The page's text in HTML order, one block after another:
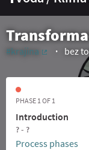
#krajina
(External
bez
PHASE 1 OF 1
Introduction
? - ?
Process phases